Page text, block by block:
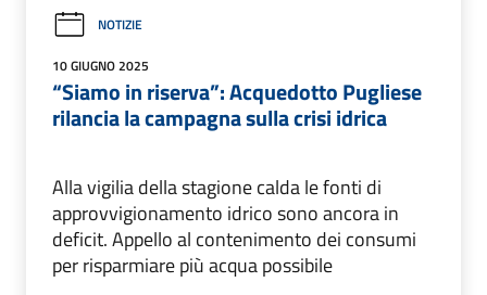
NOTIZIE
10 GIUGNO 2025
“Siamo in riserva”: Acquedotto Pugliese
rilancia la campagna sulla crisi idrica
Alla vigilia della stagione calda le fonti di
approvvigionamento idrico sono ancora in
deficit. Appello al contenimento dei consumi
per risparmiare più acqua possibile